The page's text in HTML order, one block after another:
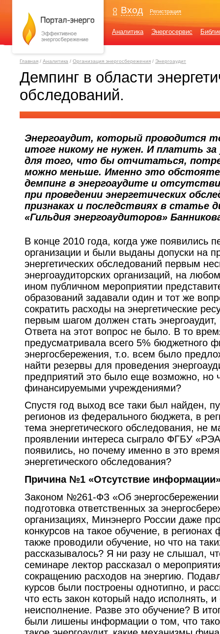
Вход Регистрация
Аналитика Энергосервис
Главная / Аналитика / Организация энергосбережения / Энергоаудит
Демпинг в области
обследований.
Энергоаудит, который проводится
итоге никому не нужен. И платить за
для того, что бы отчитаться,
можно меньше. Именно это
демпинг в энергоаудите и
при проведении энергетических
признаках и последствиях в статье
«Гильдия энергоаудиторов»
В конце 2010 года, когда уже появились
организации и были выданы допуски на
энергетических обследований первым
энергоаудиторских организаций, на
ином публичном мероприятии
образований задавали один и тот же
сократить расходы на энергетические
первым шагом должен стать энергоаудит,
Ответа на этот вопрос не было. В то
предусматривала всего 5% бюджетного
энергосбережения, т.о. всем было
найти резервы для проведения
предприятий это было еще возможно, но
финансируемыми учреждениями?
Спустя год выход все таки был найден,
регионов из федерального бюджета, в
тема энергетического обследования, не
проявлении интереса сыграло ФГБУ
появились, но почему именно в это
энергетического обследования?
Причина №1 «Отсутствие
Законом №261-ФЗ «Об
подготовка ответственных за
организациях, Минэнерго России даже
конкурсов на такое обучение, в
также проводили обучение, но что на
рассказывалось? Я ни разу не слышал,
семинаре лектор рассказал о
сокращению расходов на энергию.
курсов были построены однотипно, и
что есть закон который надо исполнять, и
неисполнение. Разве это обучение? В
были лишены информации о том, что